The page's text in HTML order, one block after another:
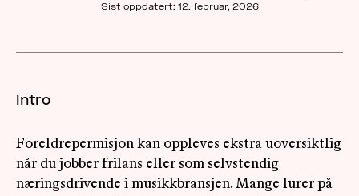
Sist oppdatert: 12. februar, 2026
Intro
Foreldrepermisjon kan oppleves ekstra uoversiktlig
når du jobber frilans eller som selvstendig
næringsdrivende i musikkbransjen. Mange lurer på